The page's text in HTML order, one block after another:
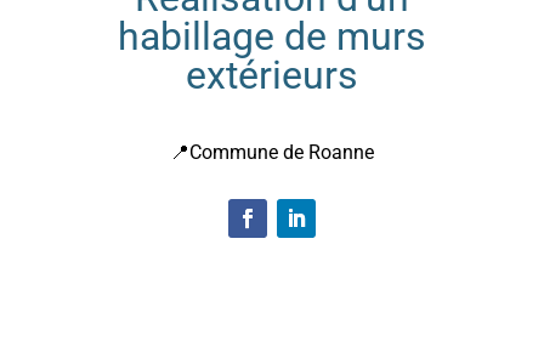
habillage de murs
extérieurs
📍Commune de Roanne